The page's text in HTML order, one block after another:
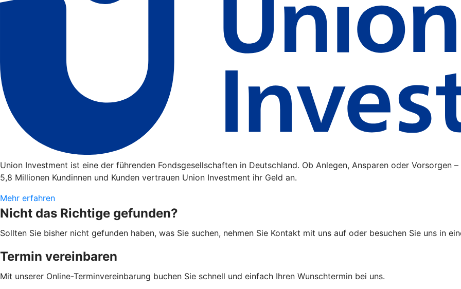
Union Investment ist eine der führenden Fondsgesellschaften in Deutschland. Ob Anlegen, Ansparen oder Vorsorgen
5,8 Millionen Kundinnen und Kunden vertrauen Union Investment ihr Geld an.
Mehr erfahren
Nicht das Richtige gefunden?
Sollten Sie bisher nicht gefunden haben, was Sie suchen, nehmen Sie Kontakt mit uns auf oder besuchen Sie uns in
Termin vereinbaren
Mit unserer Online-Terminvereinbarung buchen Sie schnell und einfach Ihren Wunschtermin bei uns.